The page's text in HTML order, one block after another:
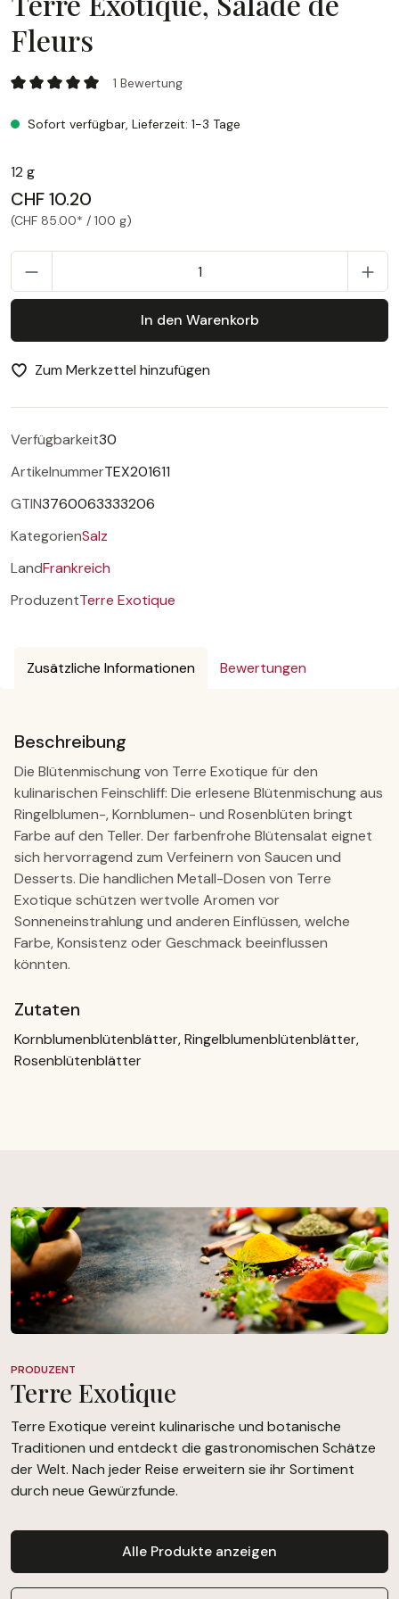
Fleurs
Terre Exotique, Salade de Fleurs
1 Bewertung
Sofort verfügbar, Lieferzeit: 1-3 Tage
12 g
CHF 10.20
(CHF 85.00* / 100 g)
In den Warenkorb
Zum Merkzettel hinzufügen
Verfügbarkeit30
ArtikelnummerTEX201611
GTIN3760063333206
KategorienSalz
LandFrankreich
ProduzentTerre Exotique
Zusätzliche Informationen Bewertungen
Beschreibung
Die Blütenmischung von Terre Exotique für den
kulinarischen Feinschliff: Die erlesene Blütenmischung aus
Ringelblumen-, Kornblumen- und Rosenblüten bringt
Farbe auf den Teller. Der farbenfrohe Blütensalat eignet
sich hervorragend zum Verfeinern von Saucen und
Desserts. Die handlichen Metall-Dosen von Terre
Exotique schützen wertvolle Aromen vor
Sonneneinstrahlung und anderen Einflüssen, welche
Farbe, Konsistenz oder Geschmack beeinflussen
könnten.
Zutaten
Kornblumenblütenblätter, Ringelblumenblütenblätter,
Rosenblütenblätter
PRODUZENT
Terre Exotique
Terre Exotique vereint kulinarische und botanische
Traditionen und entdeckt die gastronomischen Schätze
der Welt. Nach jeder Reise erweitern sie ihr Sortiment
durch neue Gewürzfunde.
Alle Produkte anzeigen